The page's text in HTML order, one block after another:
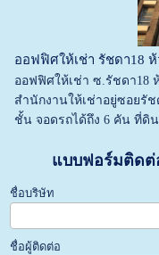
ออฟฟิศให้เช่า รัชดา18 ห้
ออฟฟิศให้เช่า ซ.รัชดา18
สำนักงานให้เช่าอยู่ซอยรัช
ชั้น จอดรถได้ถึง 6 คัน ที่ดิ
แบบฟอร์มติดต่
ชื่อบริษัท
ชื่อผู้ติดต่อ